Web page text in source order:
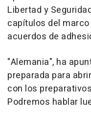
Libertad y
capítulos del
acuerdos de
"Alemania", ha
preparada para
con los
Podremos hablar